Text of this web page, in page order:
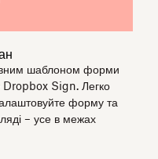
шаблоном форми
Dropbox Sign. Легко
форму та
– усе в межах